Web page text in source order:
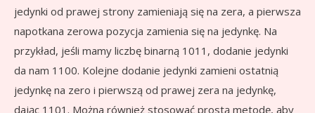
jedynki od prawej strony zamieniają się na zera, a pierwsza
napotkana zerowa pozycja zamienia się na jedynkę. Na
przykład, jeśli mamy liczbę binarną 1011, dodanie jedynki
da nam 1100. Kolejne dodanie jedynki zamieni ostatnią
jedynkę na zero i pierwszą od prawej zera na jedynkę,
dając 1101. Można również stosować prostą metodę, aby